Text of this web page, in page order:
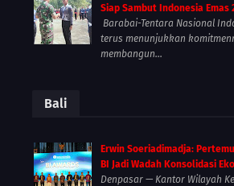
Siap Sambut Indonesia Emas
Barabai-Tentara Nasional
terus menunjukkan
membangun...
Bali
Erwin Soeriadimadja:
BI Jadi Wadah Konsolidasi
Denpasar — Kantor Wilayah